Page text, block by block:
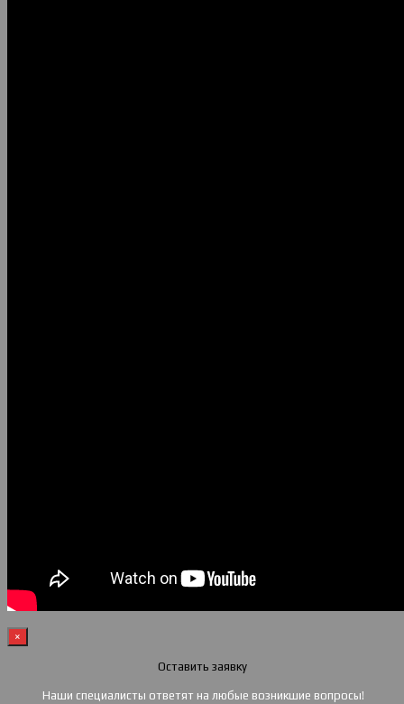
×
Оставить заявку
Наши специалисты ответят на любые возникшие вопросы!